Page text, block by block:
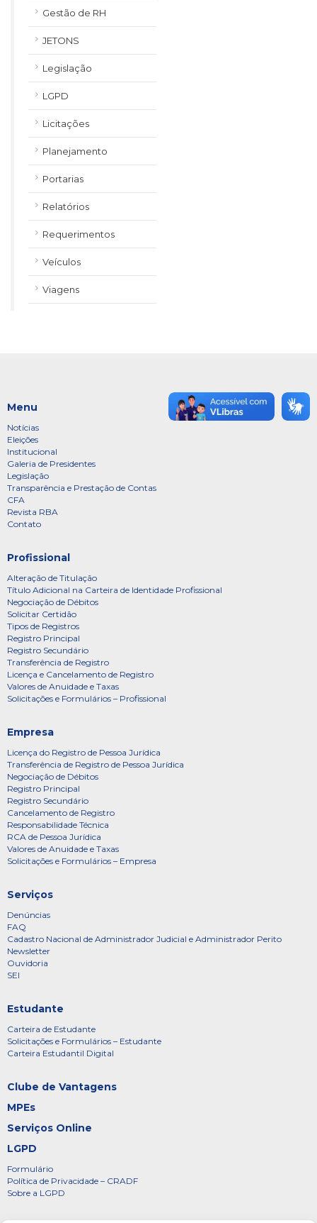
Gestão de RH
JETONS
Legislação
LGPD
Licitações
Planejamento
Portarias
Relatórios
Requerimentos
Veículos
Viagens
Menu
Notícias
Eleições
Institucional
Galeria de Presidentes
Legislação
Transparência e Prestação de Contas
CFA
Revista RBA
Contato
Profissional
Alteração de Titulação
Título Adicional na Carteira de Identidade Profissional
Negociação de Débitos
Solicitar Certidão
Tipos de Registros
Registro Principal
Registro Secundário
Transferência de Registro
Licença e Cancelamento de Registro
Valores de Anuidade e Taxas
Solicitações e Formulários – Profissional
Empresa
Licença do Registro de Pessoa Jurídica
Transferência de Registro de Pessoa Jurídica
Negociação de Débitos
Registro Principal
Registro Secundário
Cancelamento de Registro
Responsabilidade Técnica
RCA de Pessoa Jurídica
Valores de Anuidade e Taxas
Solicitações e Formulários – Empresa
Serviços
Denúncias
FAQ
Cadastro Nacional de Administrador Judicial e Administrador Perito
Newsletter
Ouvidoria
SEI
Estudante
Carteira de Estudante
Solicitações e Formulários – Estudante
Carteira Estudantil Digital
Clube de Vantagens
MPEs
Serviços Online
LGPD
Formulário
Política de Privacidade – CRADF
Sobre a LGPD